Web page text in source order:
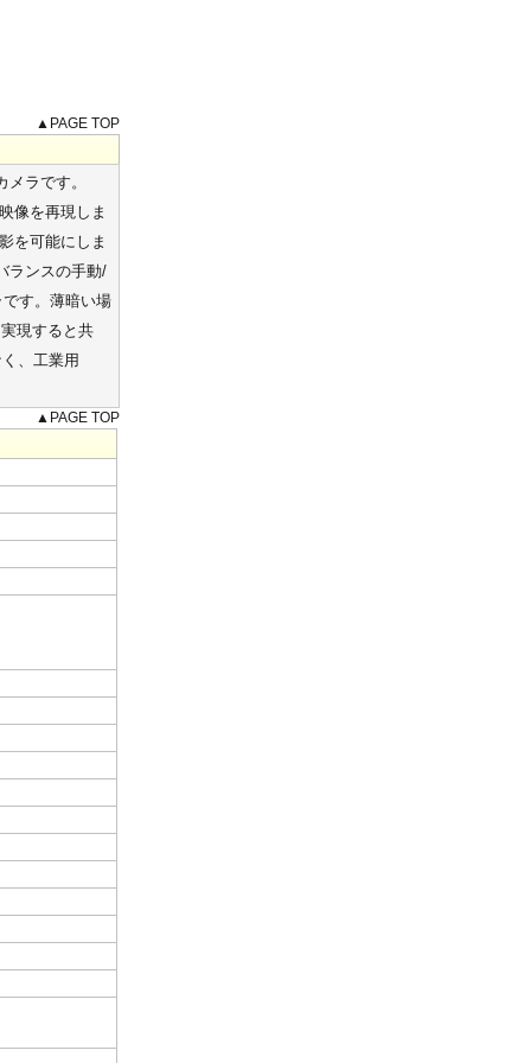
▲PAGE TOP
ラです。
像を再現しま
を可能にしま
ランスの手動/
す。薄暗い場
現すると共
、工業用
▲PAGE TOP